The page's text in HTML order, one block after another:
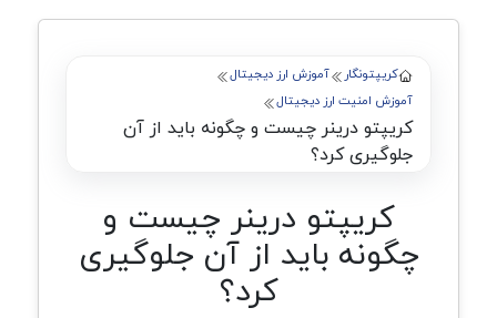
کریپتونگار
آموزش ارز دیجیتال
آموزش امنیت ارز دیجیتال
کریپتو درینر چیست و چگونه باید از آن
جلوگیری کرد؟
کریپتو درینر چیست و
چگونه باید از آن جلوگیری
کرد؟